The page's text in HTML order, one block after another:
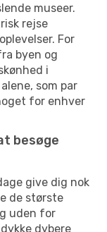
museer.
rejse
For
byen og
i
som par
for enhver
besøge
give dig nok
de største
uden for
dybere